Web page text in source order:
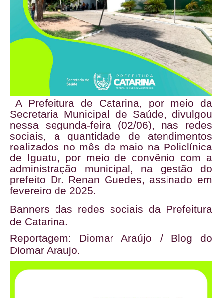
A Prefeitura de Catarina, por meio da
Secretaria Municipal de Saúde, divulgou
nessa segunda-feira (02/06), nas redes
sociais, a quantidade de atendimentos
realizados no mês de maio na Policlínica
de Iguatu, por meio de convênio com a
administração municipal, na gestão do
prefeito Dr. Renan Guedes, assinado em
fevereiro de 2025.
Banners das redes sociais da Prefeitura
de Catarina.
Reportagem: Diomar Araújo / Blog do
Diomar Araujo.